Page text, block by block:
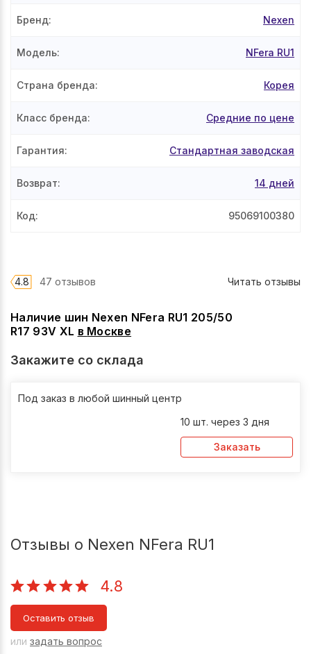
Наличие шин Nexen NFera RU1 205/50
R17 93V XL в Москве
Закажите со склада
Под заказ в любой шинный центр
10 шт. через 3 дня
Заказать
Бренд: Nexen
Модель: NFera RU1
Страна бренда: Корея
Класс бренда: Средние по цене
Гарантия: Стандартная заводская
Возврат: 14 дней
Код: 95069100380
4.8 47 отзывов Читать отзывы
Отзывы о Nexen NFera RU1
4.8
Оставить отзыв
или задать вопрос